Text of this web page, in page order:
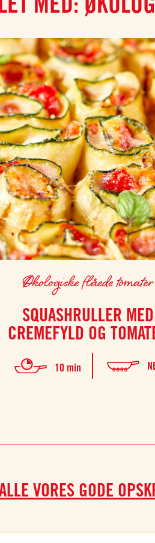
Økologiske flåede tomater
SQUASHRULLER MED
CREMEFYLD OG
10 min
VORES GODE